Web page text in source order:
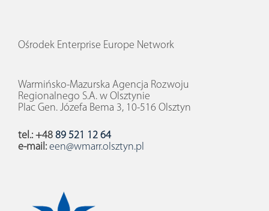
Ośrodek Enterprise Europe Network
Warmińsko-Mazurska Agencja Rozwoju
Regionalnego S.A. w Olsztynie
Plac Gen. Józefa Bema 3, 10-516 Olsztyn
tel.: +48 89 521 12 64
e-mail: een@wmarr.olsztyn.pl